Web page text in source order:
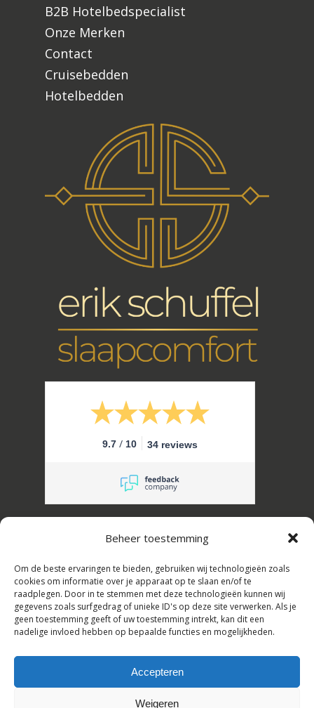
Beheer toestemming
Om de beste ervaringen te bieden, gebruiken wij technologieën zoals
cookies om informatie over je apparaat op te slaan en/of te
raadplegen. Door in te stemmen met deze technologieën kunnen wij
gegevens zoals surfgedrag of unieke ID's op deze site verwerken. Als je
geen toestemming geeft of uw toestemming intrekt, kan dit een
nadelige invloed hebben op bepaalde functies en mogelijkheden.
Accepteren
Weigeren
Subtotaal: €0,00
B2B Hotelbedspecialist
Onze Merken
Contact
Cruisebedden
Hotelbedden
9.7 / 10 34 reviews
Erik Schuffel Slaapcomfort B.V.
Tel: +31(0)252-728108,
E-mail: info@erikschuffel.nl
KVK:82803730, BTW: NL862609720B01